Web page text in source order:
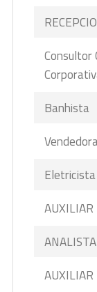
Consultor
Banhista
Eletricista
AUXILIAR
AUXILIAR